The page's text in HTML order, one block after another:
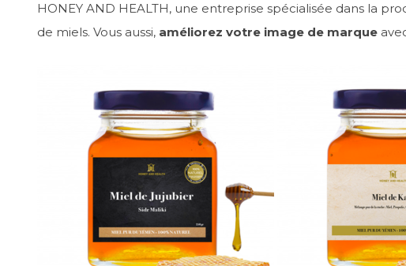
HONEY AND HEALTH, une entreprise spécialisée dans la
de miels. Vous aussi, améliorez votre image de marque